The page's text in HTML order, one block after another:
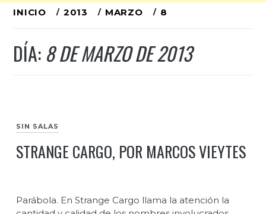
Ir
contenido
INICIO 2013 MARZO 8
DÍA: 8 DE MARZO DE 2013
SIN SALAS
STRANGE CARGO, POR MARCOS VIEYTES
Parábola. En Strange Cargo llama la atención la